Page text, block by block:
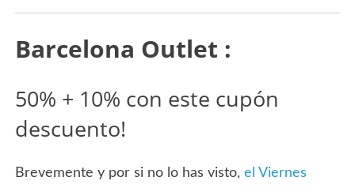
Barcelona Outlet :
50% + 10% con este cupón
descuento!
Brevemente y por si no lo has visto,el Viernes